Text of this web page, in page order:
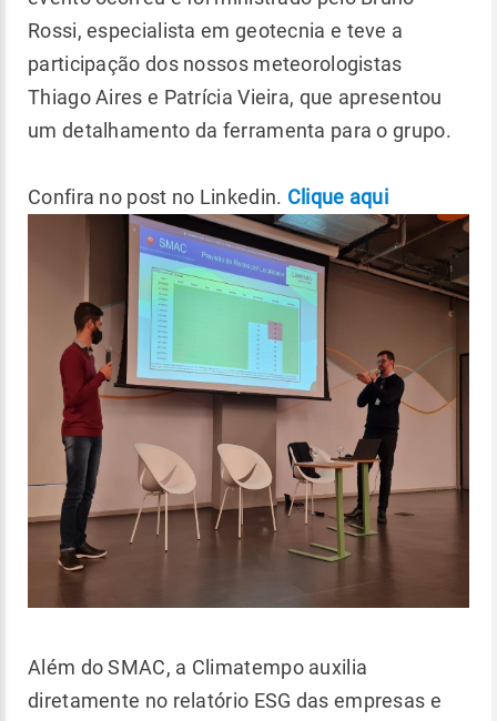
Rossi, especialista em geotecnia e teve a
participação dos nossos meteorologistas
Thiago Aires e Patrícia Vieira, que apresentou
um detalhamento da ferramenta para o grupo.
Confira no post no Linkedin. Clique aqui
Além do SMAC, a Climatempo auxilia
diretamente no relatório ESG das empresas e